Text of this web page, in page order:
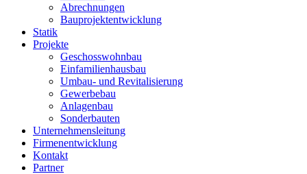
Abrechnungen
Bauprojektentwicklung
Statik
Projekte
Geschosswohnbau
Einfamilienhausbau
Umbau- und Revitalisierung
Gewerbebau
Anlagenbau
Sonderbauten
Unternehmensleitung
Firmenentwicklung
Kontakt
Partner